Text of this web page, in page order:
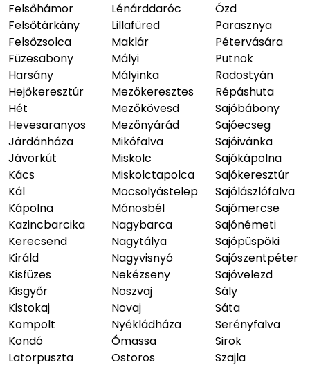
Felsőhámor
Felsőtárkány
Felsőzsolca
Füzesabony
Harsány
Hejőkeresztúr
Hét
Hevesaranyos
Járdánháza
Jávorkút
Kács
Kál
Kápolna
Kazincbarcika
Kerecsend
Királd
Kisfüzes
Kisgyőr
Kistokaj
Kompolt
Kondó
Latorpuszta
Lénárddaróc
Lillafüred
Maklár
Mályi
Mályinka
Mezőkeresztes
Mezőkövesd
Mezőnyárád
Mikófalva
Miskolc
Miskolctapolca
Mocsolyástelep
Mónosbél
Nagybarca
Nagytálya
Nagyvisnyó
Nekézseny
Noszvaj
Novaj
Nyékládháza
Ómassa
Ostoros
Ózd
Parasznya
Pétervására
Putnok
Radostyán
Répáshuta
Sajóbábony
Sajóecseg
Sajóivánka
Sajókápolna
Sajókeresztúr
Sajólászlófalva
Sajómercse
Sajónémeti
Sajópüspöki
Sajószentpéter
Sajóvelezd
Sály
Sáta
Serényfalva
Sirok
Szajla